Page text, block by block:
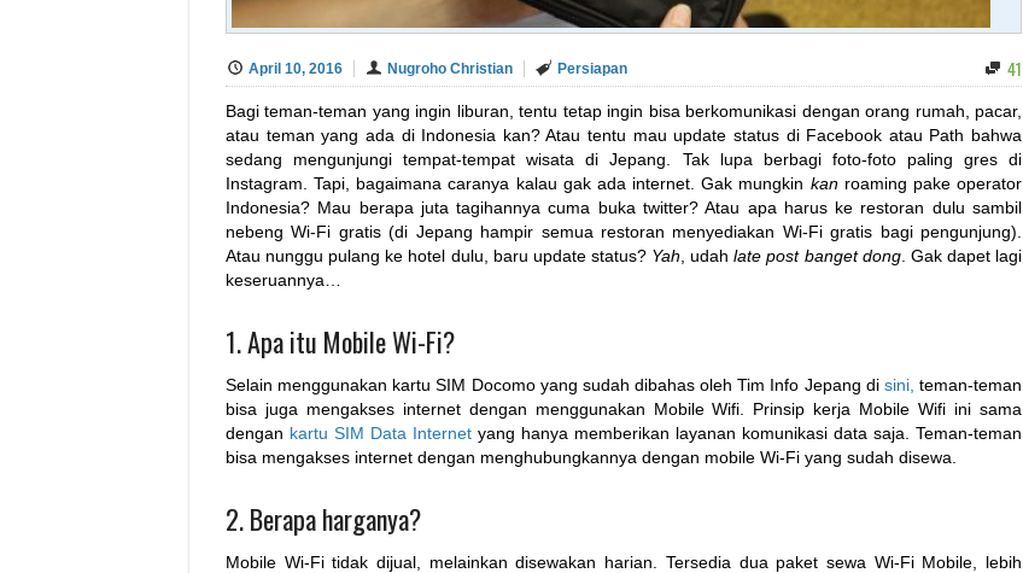
April 10, 2016 Nugroho Christian Persiapan 41
Bagi teman-teman yang ingin liburan, tentu tetap ingin bisa berkomunikasi dengan orang rumah, pacar,
atau teman yang ada di Indonesia kan? Atau tentu mau update status di Facebook atau Path bahwa
sedang mengunjungi tempat-tempat wisata di Jepang. Tak lupa berbagi foto-foto paling gres di
Instagram. Tapi, bagaimana caranya kalau gak ada internet. Gak mungkin kanroaming pake operator
Indonesia? Mau berapa juta tagihannya cuma buka twitter? Atau apa harus ke restoran dulu sambil
nebeng Wi-Fi gratis (di Jepang hampir semua restoran menyediakan Wi-Fi gratis bagi pengunjung).
Atau nunggu pulang ke hotel dulu, baru update status? Yah , udah late post banget dong. Gak dapet lagi
keseruannya…
1. Apa itu Mobile Wi-Fi?
Selain menggunakan kartu SIM Docomo yang sudah dibahas oleh Tim Info Jepang di sini,teman-teman
bisa juga mengakses internet dengan menggunakan Mobile Wifi. Prinsip kerja Mobile Wifi ini sama
dengan kartu SIM Data Internet yang hanya memberikan layanan komunikasi data saja. Teman-teman
bisa mengakses internet dengan menghubungkannya dengan mobile Wi-Fi yang sudah disewa.
2. Berapa harganya?
Mobile Wi-Fi tidak dijual, melainkan disewakan harian. Tersedia dua paket sewa Wi-Fi Mobile, lebih